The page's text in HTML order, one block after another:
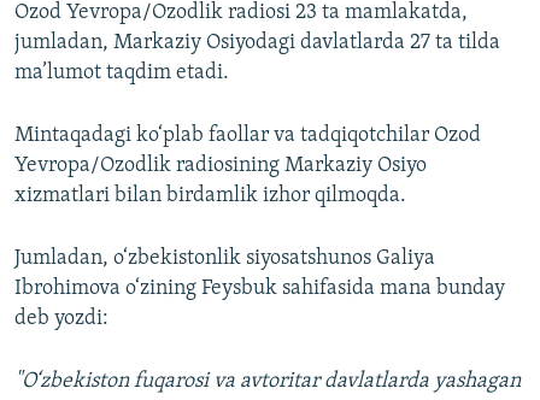
Ozod Yevropa/Ozodlik radiosi 23 ta mamlakatda,
jumladan, Markaziy Osiyodagi davlatlarda 27 ta tilda
ma’lumot taqdim etadi.
Mintaqadagi ko‘plab faollar va tadqiqotchilar Ozod
Yevropa/Ozodlik radiosining Markaziy Osiyo
xizmatlari bilan birdamlik izhor qilmoqda.
Jumladan, o‘zbekistonlik siyosatshunos Galiya
Ibrohimova o‘zining Feysbuk sahifasida mana bunday
deb yozdi:
"O‘zbekiston fuqarosi va avtoritar davlatlarda yashagan